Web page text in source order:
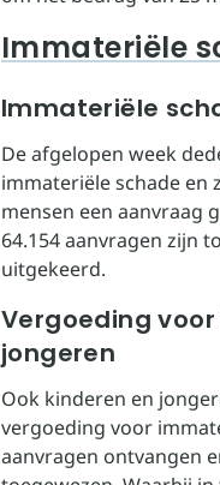
Immateriële
Immateriële
De afgelopen week
immateriële schade en
mensen een aanvraag
64.154 aanvragen zijn
uitgekeerd.
Vergoeding
jongeren
Ook kinderen en
vergoeding voor
aanvragen ontvangen